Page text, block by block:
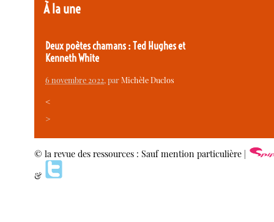
À la une
Deux poètes chamans : Ted Hughes et
Kenneth White
6 novembre 2022, parMichèle Duclos
<
>
© la revue des ressources : Sauf mention particulière |
&